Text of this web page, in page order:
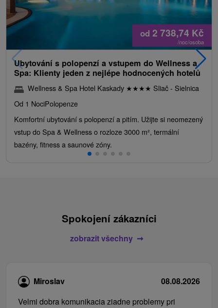
od 2 738,74 Kč
/noc/osoba
Ubytování s polopenzí a vstupem do Wellness a
Spa: Klienty jeden z nejlépe hodnocených hotelů
Wellness & Spa Hotel Kaskady ★★★★ Sliač - Sielnica
Od 1 NociPolopenze
Komfortní ubytování s polopenzí a pitím. Užijte si neomezený
vstup do Spa & Wellness o rozloze 3000 m², termální
bazény, fitness a saunové zóny.
Spokojení zákazníci
zobrazit všechny
Miroslav
08.08.2026
Velmi dobra komunikacia ziadne problemy pri